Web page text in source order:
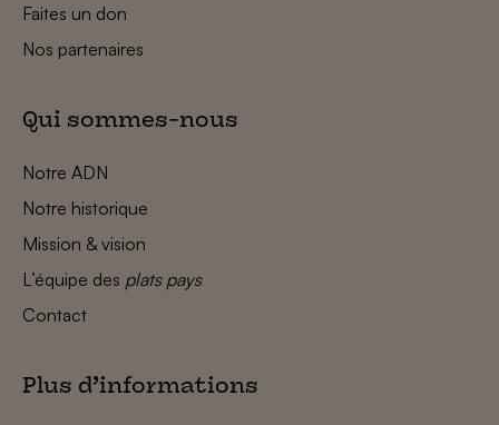
Faites un don
Nos partenaires
Qui sommes-nous
Notre ADN
Notre historique
Mission & vision
L’équipe des plats pays
Contact
Plus d’informations